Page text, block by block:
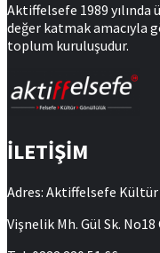
Aktiffelsefe 1989
değer katmak amacıyla
toplum kuruluşudur.
İLETİŞİM
Adres: Aktiffelsefe
Vişnelik Mh. Gül Sk.